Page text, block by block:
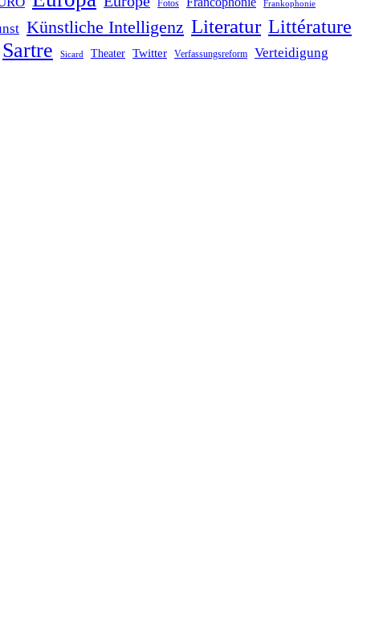
Fotos Frankophonie
Künstliche Intelligenz Literatur Littérature
Sartre Sicard Theater Twitter Verfassungsreform Verteidigung